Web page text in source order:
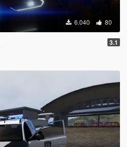
6.040 80
3.1